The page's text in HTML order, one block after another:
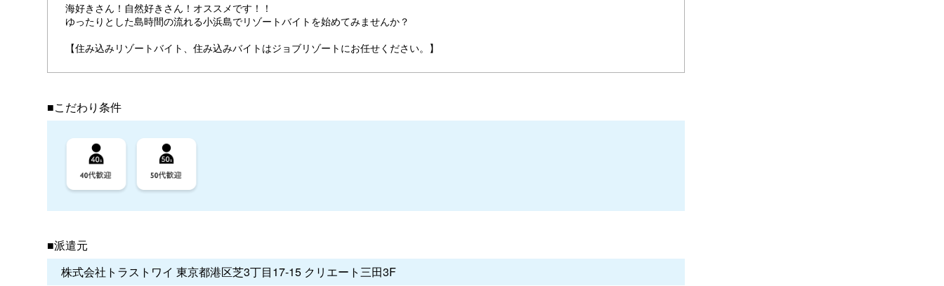
海好きさん！自然好きさん！オススメです！！
ゆったりとした島時間の流れる小浜島でリゾートバイトを始めてみませんか？
【住み込みリゾートバイト、住み込みバイトはジョブリゾートにお任せください。】
■こだわり条件
■派遣元
株式会社トラストワイ 東京都港区芝3丁目17-15 クリエート三田3F